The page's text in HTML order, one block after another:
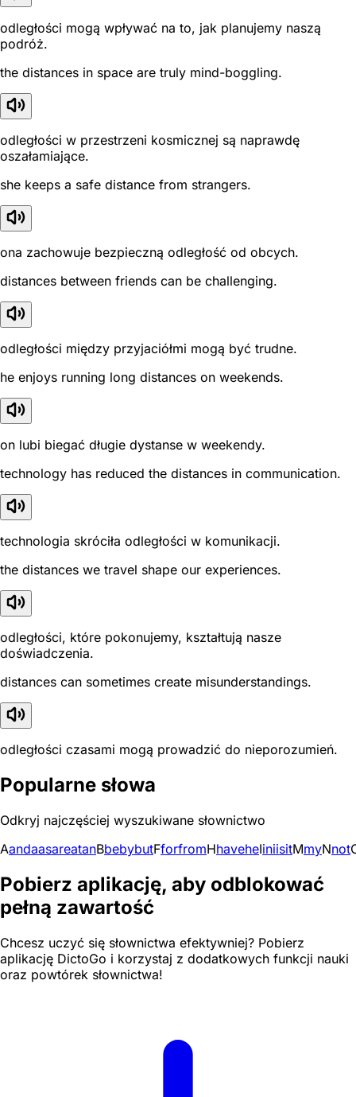
odległości mogą wpływać na to, jak planujemy naszą
podróż.
the distances in space are truly mind-boggling.
odległości w przestrzeni kosmicznej są naprawdę
oszałamiające.
she keeps a safe distance from strangers.
ona zachowuje bezpieczną odległość od obcych.
distances between friends can be challenging.
odległości między przyjaciółmi mogą być trudne.
he enjoys running long distances on weekends.
on lubi biegać długie dystanse w weekendy.
technology has reduced the distances in communication.
technologia skróciła odległości w komunikacji.
the distances we travel shape our experiences.
odległości, które pokonujemy, kształtują nasze
doświadczenia.
distances can sometimes create misunderstandings.
odległości czasami mogą prowadzić do nieporozumień.
Popularne słowa
Odkryj najczęściej wyszukiwane słownictwo
AandaasareatanBbebybutFforfromHhaveheIiniisitMmyNnot
Pobierz aplikację, aby odblokować
pełną zawartość
Chcesz uczyć się słownictwa efektywniej? Pobierz
aplikację DictoGo i korzystaj z dodatkowych funkcji nauki
oraz powtórek słownictwa!